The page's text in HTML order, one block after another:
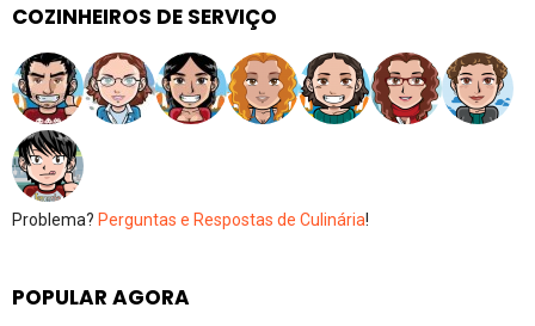
COZINHEIROS DE SERVIÇO
Problema? Perguntas e Respostas de Culinária!
POPULAR AGORA